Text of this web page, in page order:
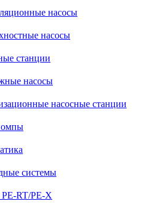
насосы
насосы
станции
насосы
насосные станции
системы
RT/PE-X